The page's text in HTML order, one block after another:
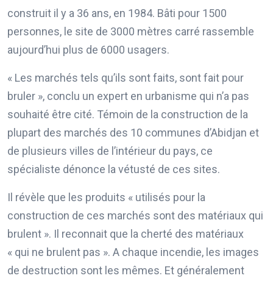
construit il y a 36 ans, en 1984. Bâti pour 1500
personnes, le site de 3000 mètres carré rassemble
aujourd’hui plus de 6000 usagers.
« Les marchés tels qu’ils sont faits, sont fait pour
bruler », conclu un expert en urbanisme qui n’a pas
souhaité être cité. Témoin de la construction de la
plupart des marchés des 10 communes d’Abidjan et
de plusieurs villes de l’intérieur du pays, ce
spécialiste dénonce la vétusté de ces sites.
Il révèle que les produits « utilisés pour la
construction de ces marchés sont des matériaux qui
brulent ». Il reconnait que la cherté des matériaux
« qui ne brulent pas ». A chaque incendie, les images
de destruction sont les mêmes. Et généralement